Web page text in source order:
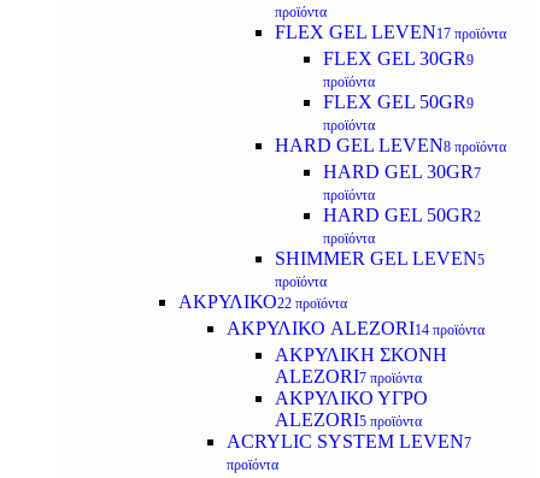
προϊόντα
FLEX GEL LEVEN17 προϊόντα
FLEX GEL 30GR9
προϊόντα
FLEX GEL 50GR9
προϊόντα
HARD GEL LEVEN8 προϊόντα
HARD GEL 30GR7
προϊόντα
HARD GEL 50GR2
προϊόντα
SHIMMER GEL LEVEN5
προϊόντα
ΑΚΡΥΛΙΚΟ22 προϊόντα
ΑΚΡΥΛΙΚΟ ALEZORI14 προϊόντα
ΑΚΡΥΛΙΚΗ ΣΚΟΝΗ
ALEZORI7 προϊόντα
ΑΚΡΥΛΙΚΟ ΥΓΡΟ
ALEZORI5 προϊόντα
ACRYLIC SYSTEM LEVEN7
προϊόντα